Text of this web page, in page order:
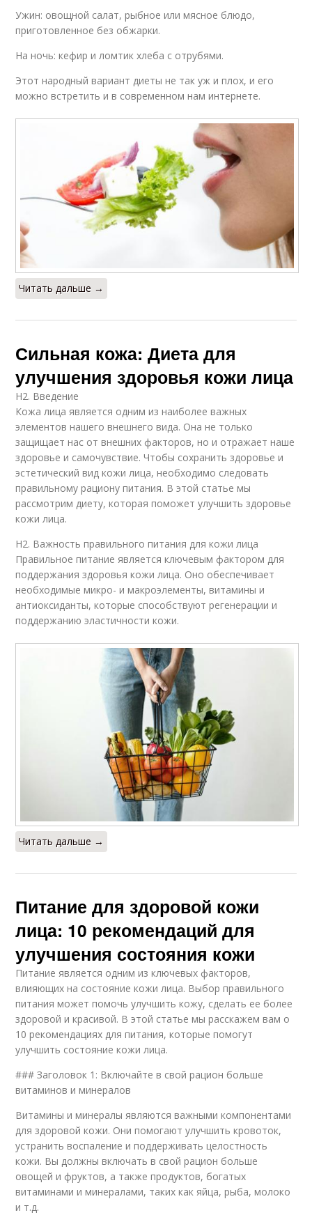
Ужин: овощной салат, рыбное или мясное блюдо,
приготовленное без обжарки.
На ночь: кефир и ломтик хлеба с отрубями.
Этот народный вариант диеты не так уж и плох, и его
можно встретить и в современном нам интернете.
Читать дальше →
Сильная кожа: Диета для
улучшения здоровья кожи лица
H2. Введение
Кожа лица является одним из наиболее важных
элементов нашего внешнего вида. Она не только
защищает нас от внешних факторов, но и отражает наше
здоровье и самочувствие. Чтобы сохранить здоровье и
эстетический вид кожи лица, необходимо следовать
правильному рациону питания. В этой статье мы
рассмотрим диету, которая поможет улучшить здоровье
кожи лица.
H2. Важность правильного питания для кожи лица
Правильное питание является ключевым фактором для
поддержания здоровья кожи лица. Оно обеспечивает
необходимые микро- и макроэлементы, витамины и
антиоксиданты, которые способствуют регенерации и
поддержанию эластичности кожи.
Читать дальше →
Питание для здоровой кожи
лица: 10 рекомендаций для
улучшения состояния кожи
Питание является одним из ключевых факторов,
влияющих на состояние кожи лица. Выбор правильного
питания может помочь улучшить кожу, сделать ее более
здоровой и красивой. В этой статье мы расскажем вам о
10 рекомендациях для питания, которые помогут
улучшить состояние кожи лица.
### Заголовок 1: Включайте в свой рацион больше
витаминов и минералов
Витамины и минералы являются важными компонентами
для здоровой кожи. Они помогают улучшить кровоток,
устранить воспаление и поддерживать целостность
кожи. Вы должны включать в свой рацион больше
овощей и фруктов, а также продуктов, богатых
витаминами и минералами, таких как яйца, рыба, молоко
и т.д.